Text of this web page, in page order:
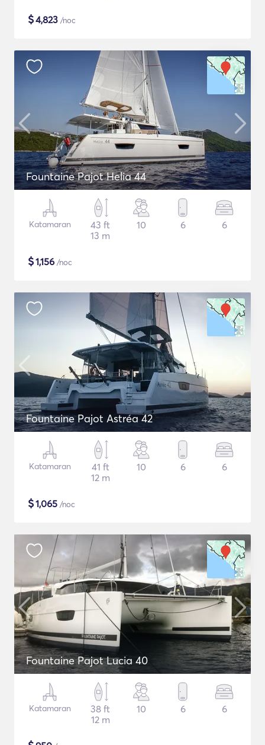
$4,823 /noc
Fountaine Pajot Helia 44
Katamaran
43 ft
13 m
10 6 6
$1,156 /noc
Fountaine Pajot Astréa 42
Katamaran
41 ft
12 m
10 6 6
$1,065 /noc
Fountaine Pajot Lucia 40
Katamaran
38 ft
12 m
10 6 6